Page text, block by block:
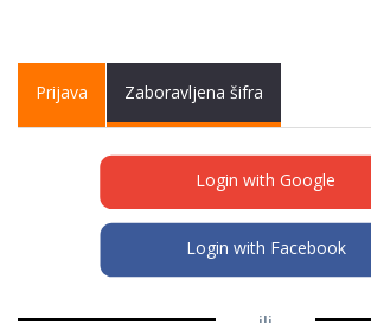
Primary tabs
Prijava (activeZaboravljena šifra
Login with Google
Login with Facebook